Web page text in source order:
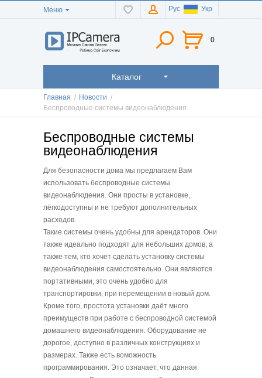
Меню Рус Укр
0
Каталог
Главная / Новости /
Беспроводные системы видеонаблюдения
Беспроводные системы
видеонаблюдения
Для безопасности дома мы предлагаем Вам
использовать беспроводные системы
видеонаблюдения. Они просты в установке,
лёгкодоступны и не требуют дополнительных
расходов.
Такие системы очень удобны для арендаторов. Они
также идеально подходят для небольших домов, а
также тем, кто хочет сделать установку системы
видеонаблюдения самостоятельно. Они являются
портативными, это очень удобно для
транспортировки, при перемещении в новый дом.
Кроме того, простота установки даёт много
преимуществ при работе с беспроводной системой
домашнего видеонаблюдения. Оборудование не
дорогое, доступно в различных конструкциях и
размерах. Также есть воможность
программирования. Это означает, что данная